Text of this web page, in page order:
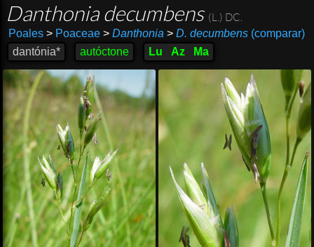
Danthonia decumbens (L.) DC.
Poales >Poaceae > Danthonia > D. decumbens(comparar)
dantónia*
autóctone Lu Az Ma